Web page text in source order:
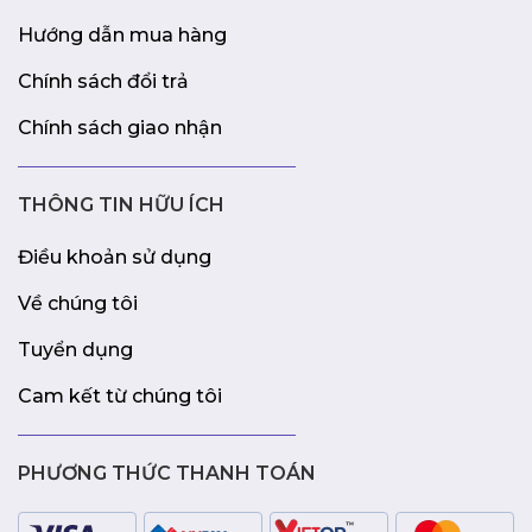
Hướng dẫn mua hàng
Chính sách đổi trả
Chính sách giao nhận
THÔNG TIN HỮU ÍCH
Điều khoản sử dụng
Về chúng tôi
Tuyển dụng
Cam kết từ chúng tôi
PHƯƠNG THỨC THANH TOÁN